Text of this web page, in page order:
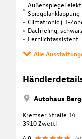
Außenspiegel
Spiegelanklappung
Climatronic ( 3-
Dachreling,
Fernlichtassistent
Alle
Autohaus
Kremser Straße 34
3910 Zwettl